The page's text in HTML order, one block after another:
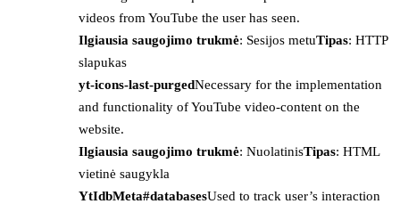
videos from YouTube the user has seen.
Ilgiausia saugojimo trukmė: Sesijos metuTipas: HTTP
slapukas
yt-icons-last-purgedNecessary for the implementation
and functionality of YouTube video-content on the
website.
Ilgiausia saugojimo trukmė: NuolatinisTipas: HTML
vietinė saugykla
YtIdbMeta#databasesUsed to track user’s interaction